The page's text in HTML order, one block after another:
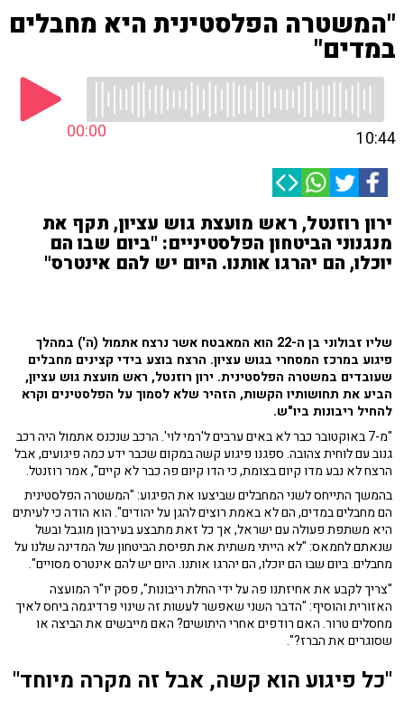
"המשטרה הפלסטינית היא מחבלים
במדים"
00:00 10:44
ירון רוזנטל, ראש מועצת גוש עציון, תקף את
מנגנוני הביטחון הפלסטיניים: "ביום שבו הם
יוכלו, הם יהרגו אותנו. היום יש להם אינטרס"
שליו זבולוני בן ה-22 הוא המאבטח אשר נרצח אתמול (ה') במהלך
פיגוע במרכז המסחרי בגוש עציון. הרצח בוצע בידי קצינים מחבלים
שעובדים במשטרה הפלסטינית. ירון רוזנטל, ראש מועצת גוש עציון,
הביע את תחושותיו הקשות, הזהיר שלא לסמוך על הפלסטינים וקרא
להחיל ריבונות ביו"ש.
"מ-7 באוקטובר כבר לא באים ערבים ל'רמי לוי'. הרכב שנכנס אתמול היה רכב
גנוב עם לוחית צהובה. ספגנו פיגוע קשה במקום שכבר ידע כמה פיגועים, אבל
הרצח לא נבע מדו קיום בצומת, כי הדו קיום פה כבר לא קיים", אמר רוזנטל.
בהמשך התייחס לשני המחבלים שביצעו את הפיגוע: "המשטרה הפלסטינית
הם מחבלים במדים, הם לא באמת רוצים להגן על יהודים". הוא הודה כי לעיתים
היא משתפת פעולה עם ישראל, אך כל זאת מתבצע בעירבון מוגבל ובשל
שנאתם לחמאס: "לא הייתי משתית את תפיסת הביטחון של המדינה שלנו על
מחבלים. ביום שבו הם יוכלו, הם יהרגו אותנו. היום יש להם אינטרס מסויים".
"צריך לקבע את אחיזתנו פה על ידי החלת ריבונות", פסק יו"ר המועצה
האזורית והוסיף: "הדבר השני שאפשר לעשות זה שינוי פרדיגמה ביחס לאיך
מחסלים טרור. האם רודפים אחרי היתושים? האם מייבשים את הביצה או
שסוגרים את הברז?".
"כל פיגוע הוא קשה, אבל זה מקרה מיוחד"